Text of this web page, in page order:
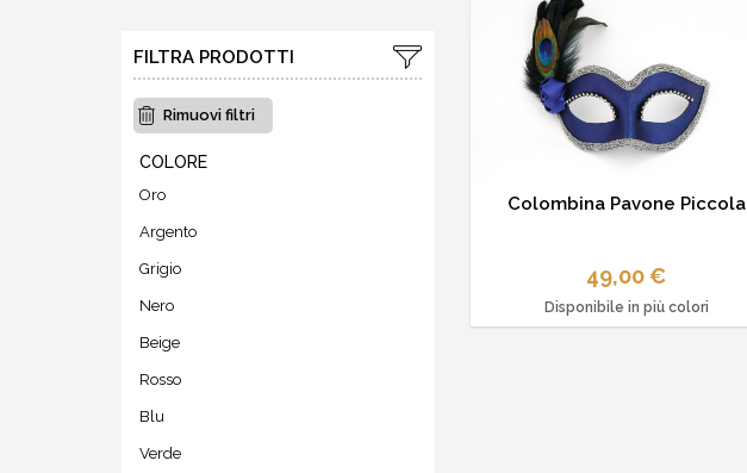
FILTRA PRODOTTI
Rimuovi filtri
COLORE
Oro
Argento
Grigio
Nero
Beige
Rosso
Blu
Verde
Colombina Pavone Piccola
49,00 €
Disponibile in più colori